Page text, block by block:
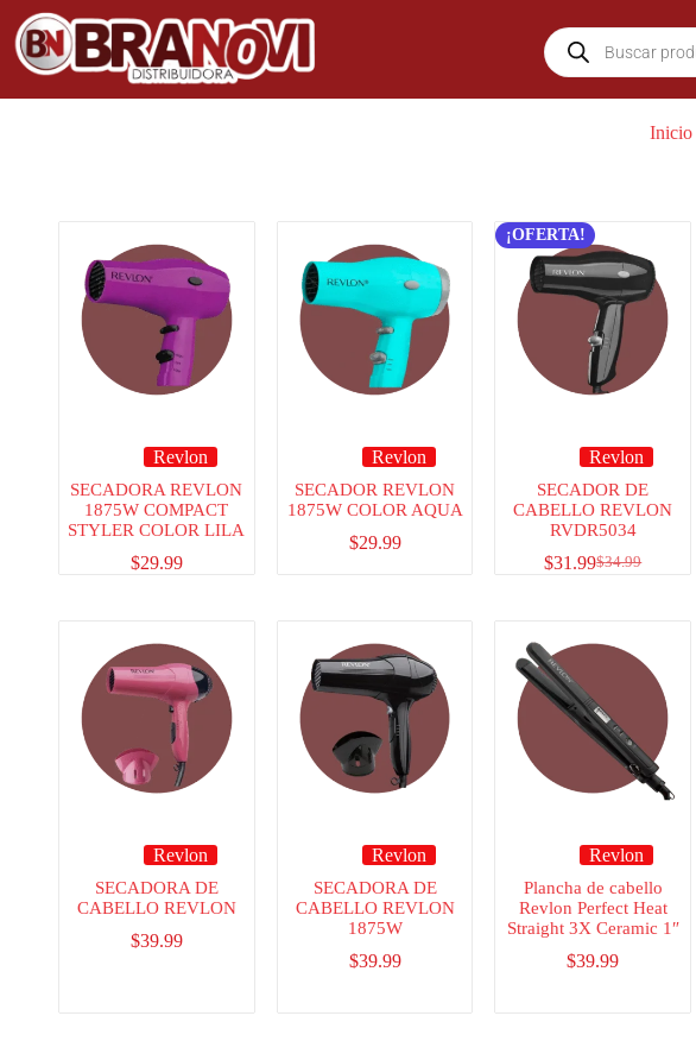
Inicio
Revlon
SECADORA REVLON
1875W COMPACT
STYLER COLOR LILA
$29.99
Revlon
SECADOR REVLON
1875W COLOR AQUA
$29.99
¡OFERTA!
Revlon
SECADOR DE
CABELLO REVLON
RVDR5034
$34.99
$31.99
Revlon
SECADORA DE
CABELLO REVLON
$39.99
Revlon
SECADORA DE
CABELLO REVLON
1875W
$39.99
Revlon
Plancha de cabello
Revlon Perfect Heat
Straight 3X Ceramic 1″
$39.99